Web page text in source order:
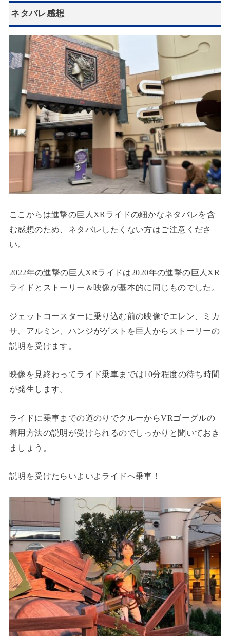
ネタバレ感想
ここからは進撃の巨人XRライドの細かなネタバレを含
む感想のため、ネタバレしたくない方はご注意くださ
い。
2022年の進撃の巨人XRライドは2020年の進撃の巨人XR
ライドとストーリー＆映像が基本的に同じものでした。
ジェットコースターに乗り込む前の映像でエレン、ミカ
サ、アルミン、ハンジがゲストを巨人からストーリーの
説明を受けます。
映像を見終わってライド乗車までは10分程度の待ち時間
が発生します。
ライドに乗車までの道のりでクルーからVRゴーグルの
着用方法の説明が受けられるのでしっかりと聞いておき
ましょう。
説明を受けたらいよいよライドへ乗車！